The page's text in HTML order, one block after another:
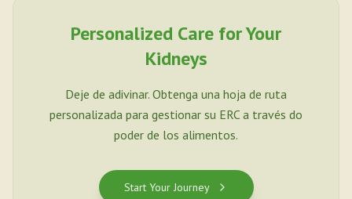
Personalized Care for Your
Kidneys
Deje de adivinar. Obtenga una hoja de ruta
personalizada para gestionar su ERC a través do
poder de los alimentos.
Start Your Journey